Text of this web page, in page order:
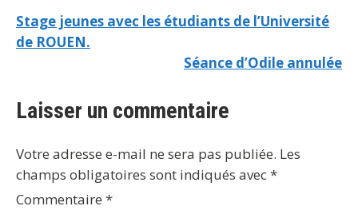
Stage jeunes avec les étudiants de l’Université
de ROUEN.
Séance d’Odile annulée
Laisser un commentaire
Votre adresse e-mail ne sera pas publiée. Les
champs obligatoires sont indiqués avec*
Commentaire *